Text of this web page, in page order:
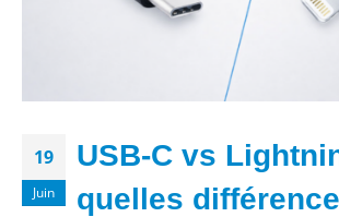
19
Juin
USB-C vs
quelles